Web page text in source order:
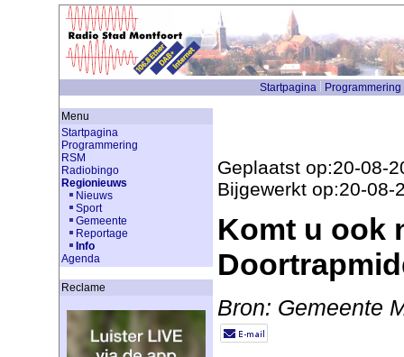
Startpagina Programmering
Menu
Startpagina
Programmering
RSM
Radiobingo
Regionieuws
Nieuws
Sport
Gemeente
Reportage
Info
Agenda
Reclame
Geplaatst op:20-08-
Bijgewerkt op:20-08-
Komt u ook
Bron: Gemeente